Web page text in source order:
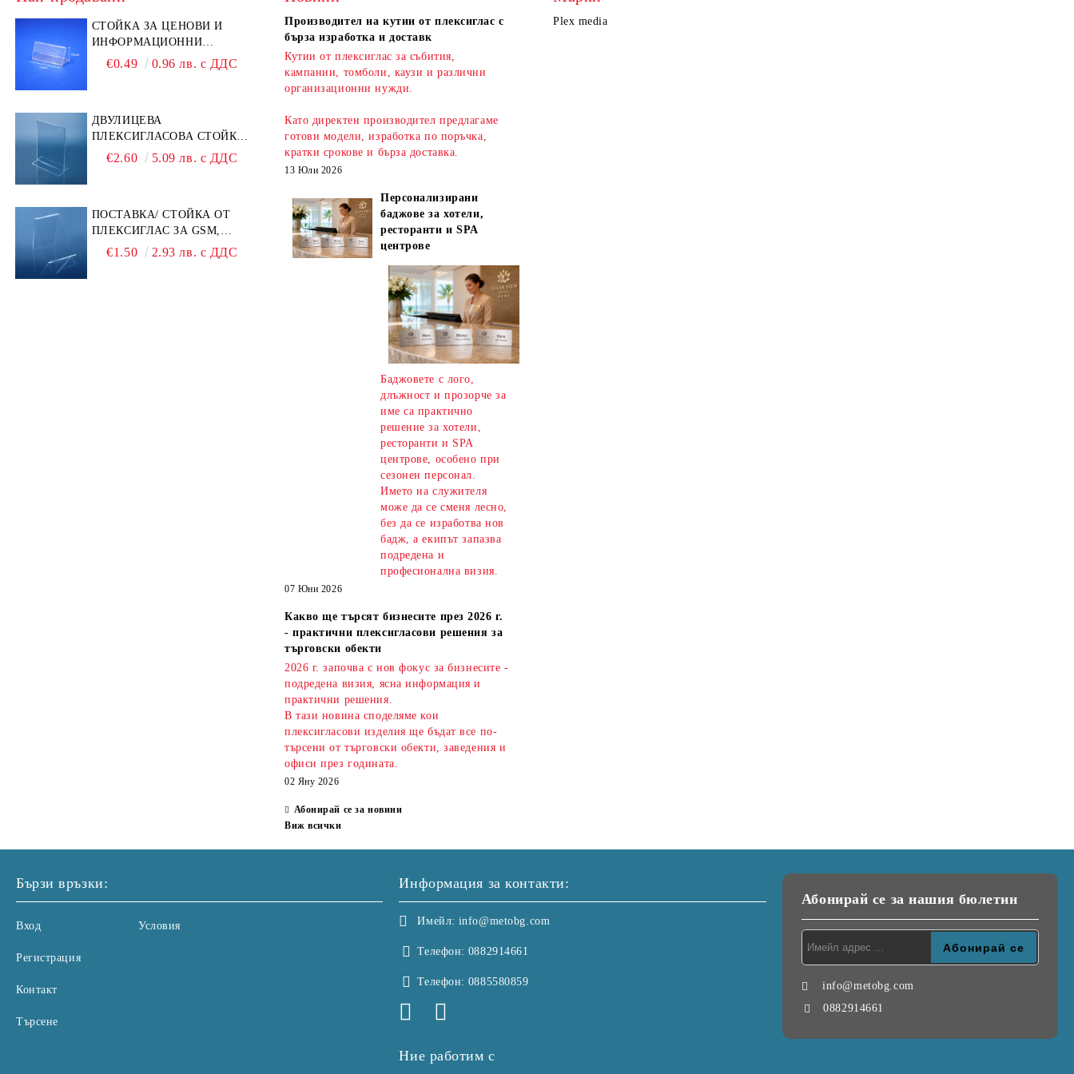
СТОЙКА ЗА ЦЕНОВИ И
ИНФОРМАЦИОННИ
ЕТИКЕТИ 70 × 40 ММ –
€0.49 0.96 лв. с ДДС
ДВУЛИЦЕВА
ПЛЕКСИГЛАСОВА СТОЙКА
A6 – ИДЕАЛНА ЗА QR
КОДОВЕ И РЕКЛАМИ
€2.60 5.09 лв. с ДДС
ПОСТАВКА/ СТОЙКА ОТ
ПЛЕКСИГЛАС ЗА GSM,
ТЕЛЕФОН, СМАРТФОН И
€1.50 2.93 лв. с ДДС
Производител на кутии от плексиглас с
бърза изработка и доставк
Кутии от плексиглас за събития,
кампании, томболи, каузи и различни
организационни нужди.
Като директен производител предлагаме
готови модели, изработка по поръчка,
кратки срокове и бърза доставка.
13 Юли 2026
Персонализирани
баджове за хотели,
ресторанти и SPA
центрове
Баджовете с лого,
длъжност и прозорче за
име са практично
решение за хотели,
ресторанти и SPA
центрове, особено при
сезонен персонал.
Името на служителя
може да се сменя лесно,
без да се изработва нов
бадж, а екипът запазва
подредена и
професионална визия.
07 Юни 2026
Какво ще търсят бизнесите през 2026 г.
- практични плексигласови решения за
търговски обекти
2026 г. започва с нов фокус за бизнесите -
подредена визия, ясна информация и
практични решения.
В тази новина споделяме кои
плексигласови изделия ще бъдат все по-
търсени от търговски обекти, заведения и
офиси през годината.
02 Яну 2026
Абонирай се за новини
Виж всички
Plex media
Бързи връзки:
Вход
Регистрация
Контакт
Търсене
Условия
Информация за контакти:
Имейл: info@metobg.com
Телефон: 0882914661
Телефон: 0885580859
Ние работим с
Абонирай се за нашия бюлетин
info@metobg.com
0882914661